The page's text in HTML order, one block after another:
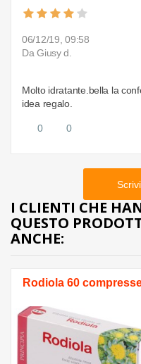
06/12/19, 09:58
Da Giusy d.
Molto idratante.bella la
idea regalo.
0 0
I CLIENTI CHE
QUESTO
ANCHE:
Rodiola 60